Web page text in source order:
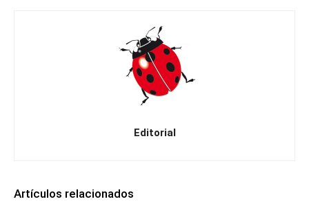
Editorial
Artículos relacionados